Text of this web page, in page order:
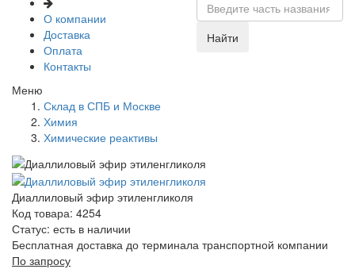
О компании
Доставка
Оплата
Контакты
Найти
Меню
Склад в СПБ и Москве
Химия
Химические реактивы
Диаллиловый эфир этиленгликоля
Код товара: 4254
Статус: есть в наличии
Бесплатная доставка до терминала транспортной компании
По запросу